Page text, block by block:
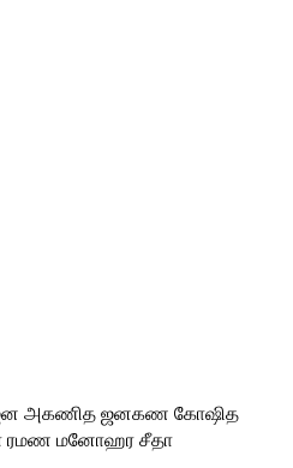
அகணித ஜனகண கோஷித
ரமண மனோஹர சீதா